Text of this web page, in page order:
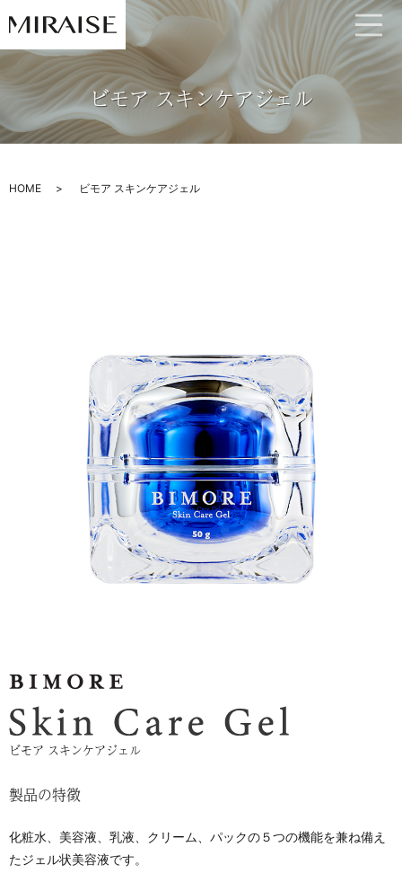
ビモア スキンケアジェル
HOME ビモア スキンケアジェル
ビモア スキンケアジェル
製品の特徴
化粧水、美容液、乳液、クリーム、パックの５つの機能を兼ね備え
たジェル状美容液です。